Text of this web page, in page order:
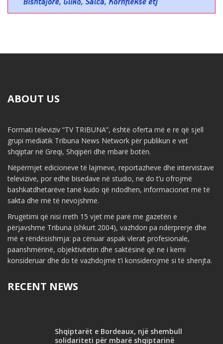
ABOUT US
Formati televiziv “TV TRIBUNA”, është oferta më e re që sjell
grupi mediatik Tribuna News Network për publikun e vet
shqiptar në Greqi, Shqipëri dhe mbarë botën.
Nëpërmjet edicioneve të lajmeve, reportazheve dhe intervistave
televizive, por edhe bisedave në studio, ne do t’u ofrojmë
bashkatdhetarëve tanë kudo që ndodhen, informacionet më të
sakta dhe më të nevojshme.
Rrugëtimi që nisi rreth 15 vjet më parë me gazetën e
përjavshme Tribuna (shkurt 2004), vazhdon pa ndërprerje dhe
më e rëndësishmja: pa cënuar aspak vlerat profesionale,
paanshmërinë, objektivitetin dhe saktësinë që ne i kemi
konsideruar dhe do të vazhdojmë t’i konsiderojmë si të shenjta.
RECENT NEWS
Shqiptarët e Bordeaux, një shembull
solidariteti për mbarë shqiptarinë